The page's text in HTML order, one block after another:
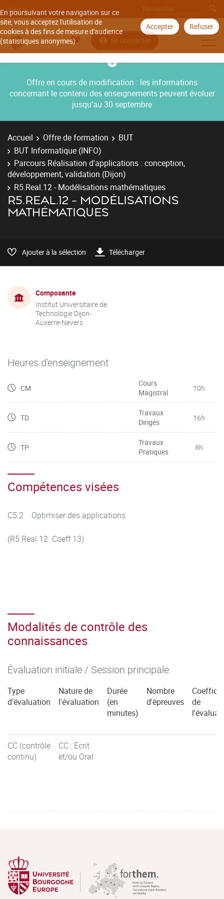
En poursuivant votre navigation sur ce
site, vous acceptez l'utilisation de
cookies à des fins de mesure d'audience
(statistiques anonymes).
Accepter Refuser
Aller à
Se connecter
Offre en cours de modification : les informations
concernant le contenu des enseignements peuvent évoluer
jusqu’au 30 septembre
Accueil Offre de formation
BUT
BUT Informatique (INFO)
Parcours Réalisation d'applications : conception,
développement, validation (Dijon)
R5.Real.12 - Modélisations mathématiques
R5.REAL.12 - MODÉLISATIONS
MATHÉMATIQUES
Ajouter à la sélection Télécharger
Composante
Institut Universitaire de
Technologie Dijon-
Auxerre-Nevers
Heures d'enseignement
CM
Cours
Magistral
10h
TD
Travaux
Dirigés
16h
TP
Travaux
Pratiques
8h
Compétences visées
C5.2 Optimiser des applications
(R5.Real.12 Coeff 13)
Modalités de contrôle des
connaissances
Évaluation initiale / Session principale
Type
d'évaluation
Nature de
l'évaluation
Durée
(en
minutes)
Nombre
d'épreuves
de
CC (contrôle
continu)
CC : Ecrit
et/ou Oral